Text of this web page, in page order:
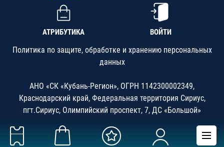
АТРИБУТИКА ВОЙТИ
Политика по защите, обработке и хранению персональных
данных
АНО «СК «Кубань-Регион», ОГРН 1142300002349,
Краснодарский край, Федеральная территория Сириус,
пгт.Сириус, Олимпийский проспект, 7, ДС «Большой»